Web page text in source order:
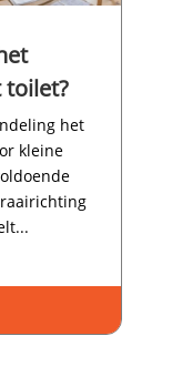
toilet?
het
kleine